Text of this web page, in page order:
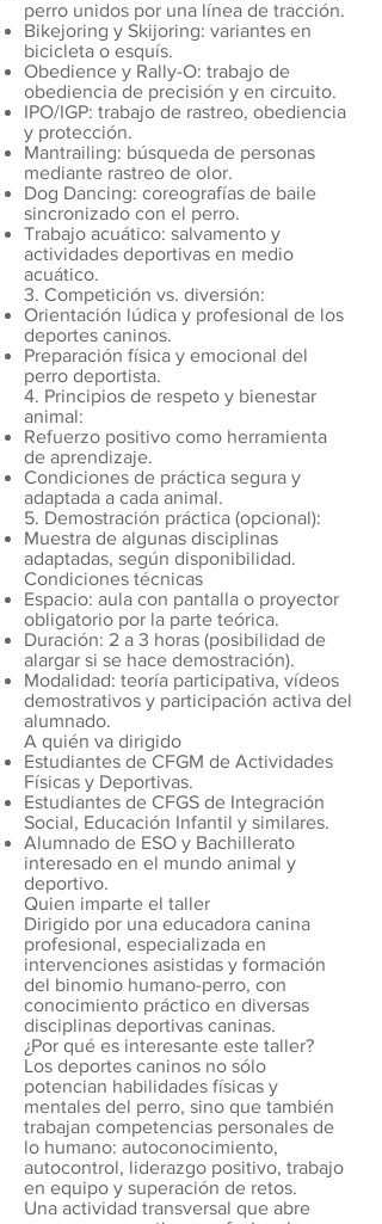
perro unidos por una línea de tracción.
Bikejoring y Skijoring: variantes en
bicicleta o esquís.
Obedience y Rally-O: trabajo de
obediencia de precisión y en circuito.
IPO/IGP: trabajo de rastreo, obediencia
y protección.
Mantrailing: búsqueda de personas
mediante rastreo de olor.
Dog Dancing: coreografías de baile
sincronizado con el perro.
Trabajo acuático: salvamento y
actividades deportivas en medio
acuático.
3. Competición vs. diversión:
Orientación lúdica y profesional de los
deportes caninos.
Preparación física y emocional del
perro deportista.
4. Principios de respeto y bienestar
animal:
Refuerzo positivo como herramienta
de aprendizaje.
Condiciones de práctica segura y
adaptada a cada animal.
5. Demostración práctica (opcional):
Muestra de algunas disciplinas
adaptadas, según disponibilidad.
Condiciones técnicas
Espacio: aula con pantalla o proyector
obligatorio por la parte teórica.
Duración: 2 a 3 horas (posibilidad de
alargar si se hace demostración).
Modalidad: teoría participativa, vídeos
demostrativos y participación activa del
alumnado.
A quién va dirigido
Estudiantes de CFGM de Actividades
Físicas y Deportivas.
Estudiantes de CFGS de Integración
Social, Educación Infantil y similares.
Alumnado de ESO y Bachillerato
interesado en el mundo animal y
deportivo.
Quien imparte el taller
Dirigido por una educadora canina
profesional, especializada en
intervenciones asistidas y formación
del binomio humano-perro, con
conocimiento práctico en diversas
disciplinas deportivas caninas.
¿Por qué es interesante este taller?
Los deportes caninos no sólo
potencian habilidades físicas y
mentales del perro, sino que también
trabajan competencias personales de
lo humano: autoconocimiento,
autocontrol, liderazgo positivo, trabajo
en equipo y superación de retos.
Una actividad transversal que abre